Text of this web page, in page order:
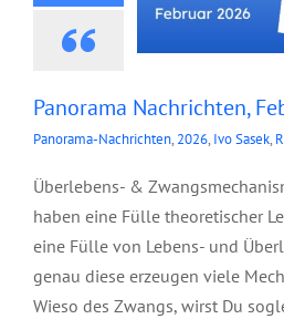
Panorama Nachrichten,
Panorama-Nachrichten, 2026, Ivo Sasek,
Überlebens- &
haben eine Fülle theoretischer
eine Fülle von Lebens- und
genau diese erzeugen viele
Wieso des Zwangs, wirst Du